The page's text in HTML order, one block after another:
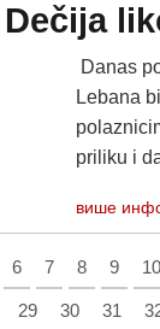
Danas
Lebana
priliku i
више
6 7 8 9 10
29 30 31